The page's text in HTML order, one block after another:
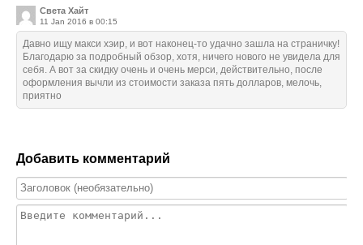
Света Хайт
11 Jan 2016 в 00:15
Давно ищу макси хэир, и вот наконец-то удачно зашла на страничку!
Благодарю за подробный обзор, хотя, ничего нового не увидела для
себя. А вот за скидку очень и очень мерси, действительно, после
оформления вычли из стоимости заказа пять долларов, мелочь,
приятно
Добавить комментарий